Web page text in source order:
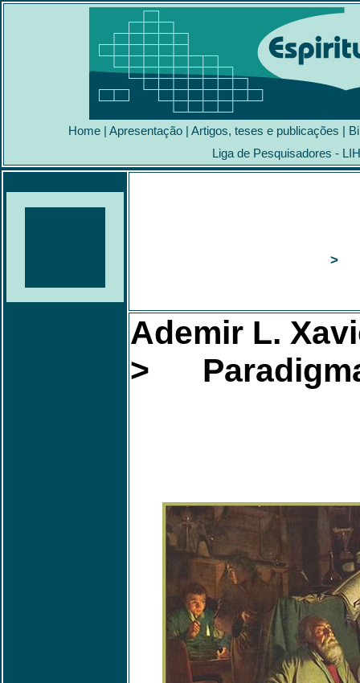
Home | Apresentação | Artigos, teses e publicações |
Liga de Pesquisadores -
>
Ademir L.
>